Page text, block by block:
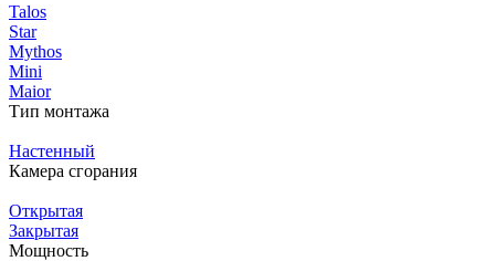
Talos
Star
Mythos
Mini
Maior
Тип монтажа
Настенный
Камера сгорания
Открытая
Закрытая
Мощность